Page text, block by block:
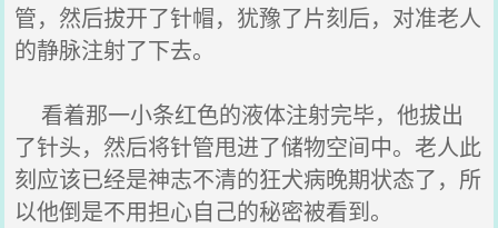
管，然后拔开了针帽，犹豫了片刻后，对准老人
的静脉注射了下去。
看着那一小条红色的液体注射完毕，他拔出
了针头，然后将针管甩进了储物空间中。老人此
刻应该已经是神志不清的狂犬病晚期状态了，所
以他倒是不用担心自己的秘密被看到。